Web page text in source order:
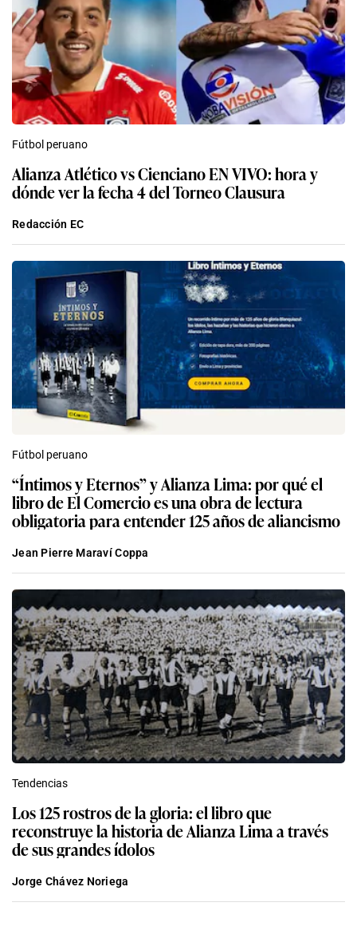
Fútbol peruano
Alianza Atlético vs Cienciano EN VIVO: hora y
dónde ver la fecha 4 del Torneo Clausura
Redacción EC
Fútbol peruano
“Íntimos y Eternos” y Alianza Lima: por qué el
libro de El Comercio es una obra de lectura
obligatoria para entender 125 años de aliancismo
Jean Pierre Maraví Coppa
Tendencias
Los 125 rostros de la gloria: el libro que
reconstruye la historia de Alianza Lima a través
de sus grandes ídolos
Jorge Chávez Noriega